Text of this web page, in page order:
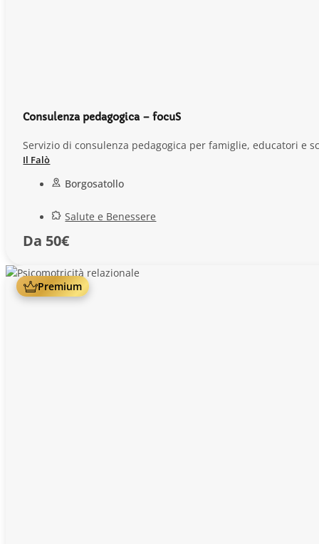
Consulenza pedagogica – focuS
Servizio di consulenza pedagogica per famiglie, educatori e
Il Falò
Borgosatollo
Salute e Benessere
Da 50€
Premium